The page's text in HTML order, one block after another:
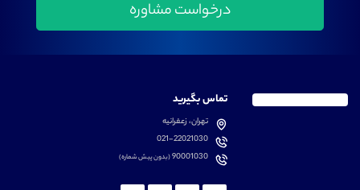
تماس بگیرید
تهران، زعفرانیه
021-22021030
90001030(بدون پیش شماره)